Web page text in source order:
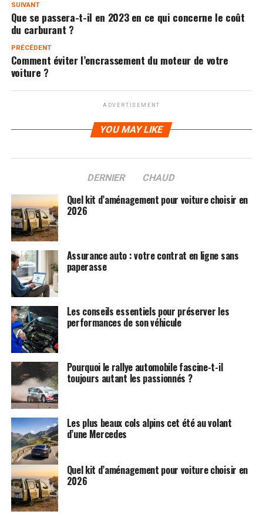
SUIVANT
Que se passera-t-il en 2023 en ce qui concerne le coût
du carburant ?
PRÉCÉDENT
Comment éviter l’encrassement du moteur de votre
voiture ?
ADVERTISEMENT
YOU MAY LIKE
DERNIER CHAUD
Quel kit d’aménagement pour voiture choisir en
2026
Assurance auto : votre contrat en ligne sans
paperasse
Les conseils essentiels pour préserver les
performances de son véhicule
Pourquoi le rallye automobile fascine-t-il
toujours autant les passionnés ?
Les plus beaux cols alpins cet été au volant
d’une Mercedes
Quel kit d’aménagement pour voiture choisir en
2026